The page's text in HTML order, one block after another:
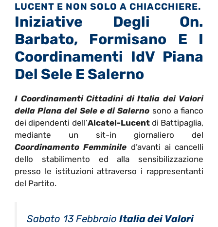
LUCENT E NON SOLO A CHIACCHIERE.
Iniziative Degli On.
Barbato, Formisano E I
Coordinamenti IdV Piana
Del Sele E Salerno
I Coordinamenti Cittadini di Italia dei Valori
della Piana del Sele e di Salerno sono a fianco
dei dipendenti dell’Alcatel-Lucentdi Battipaglia,
mediante un sit-in giornaliero del
Coordinamento Femminile d’avanti ai cancelli
dello stabilimento ed alla sensibilizzazione
presso le istituzioni attraverso i rappresentanti
del Partito.
Sabato 13 Febbraio Italia dei Valori